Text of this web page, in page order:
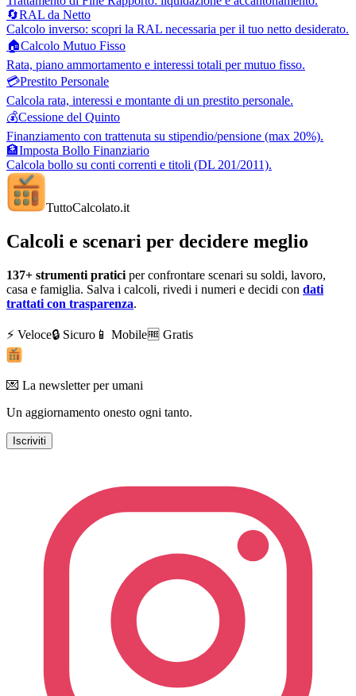
🔄RAL da Netto
Calcolo inverso: scopri la RAL necessaria per il tuo netto desiderato.
🏠Calcolo Mutuo Fisso
Rata, piano ammortamento e interessi totali per mutuo fisso.
💳Prestito Personale
Calcola rata, interessi e montante di un prestito personale.
💰Cessione del Quinto
Finanziamento con trattenuta su stipendio/pensione (max 20%).
🏦Imposta Bollo Finanziario
Calcola bollo su conti correnti e titoli (DL 201/2011).
TuttoCalcolato.it
Calcoli e scenari per decidere meglio
137+ strumenti pratici per confrontare scenari su soldi, lavoro,
casa e famiglia. Salva i calcoli, rivedi i numeri e decidi con dati
trattati con trasparenza.
⚡ Veloce🔒 Sicuro 📱 Mobile🆓 Gratis
💌 La newsletter per umani
Un aggiornamento onesto ogni tanto.
Iscriviti